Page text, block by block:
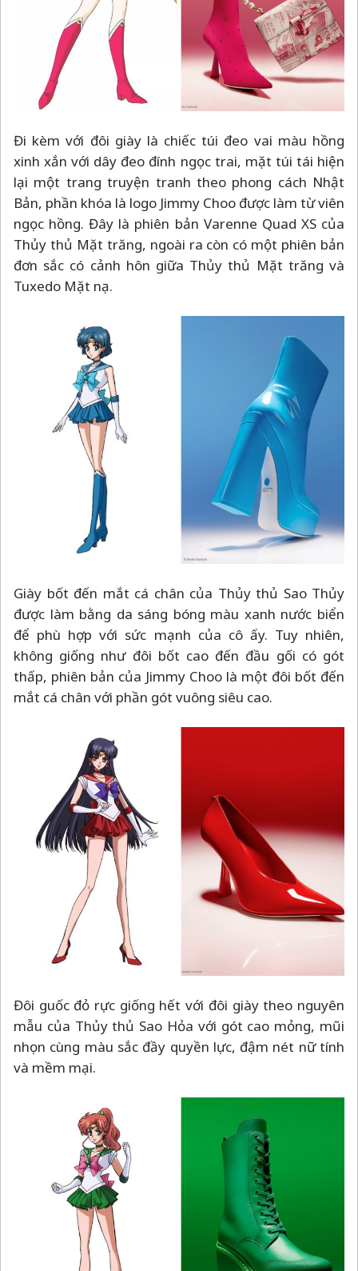
Đi kèm với đôi giày là chiếc túi đeo vai màu hồng
xinh xắn với dây đeo đính ngọc trai, mặt túi tái hiện
lại một trang truyện tranh theo phong cách Nhật
Bản, phần khóa là logo Jimmy Choo được làm từ viên
ngọc hồng. Đây là phiên bản Varenne Quad XS của
Thủy thủ Mặt trăng, ngoài ra còn có một phiên bản
đơn sắc có cảnh hôn giữa Thủy thủ Mặt trăng và
Tuxedo Mặt nạ.
Giày bốt đến mắt cá chân của Thủy thủ Sao Thủy
được làm bằng da sáng bóng màu xanh nước biển
để phù hợp với sức mạnh của cô ấy. Tuy nhiên,
không giống như đôi bốt cao đến đầu gối có gót
thấp, phiên bản của Jimmy Choo là một đôi bốt đến
mắt cá chân với phần gót vuông siêu cao.
Đôi guốc đỏ rực giống hết với đôi giày theo nguyên
mẫu của Thủy thủ Sao Hỏa với gót cao mỏng, mũi
nhọn cùng màu sắc đầy quyền lực, đậm nét nữ tính
và mềm mại.